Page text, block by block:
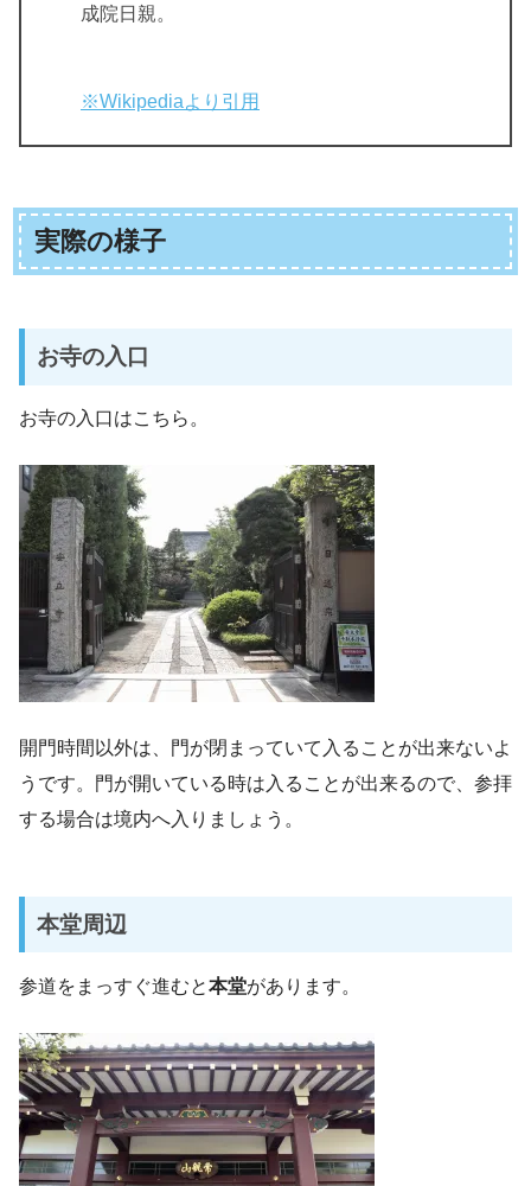
成院日親。
※Wikipediaより引用
実際の様子
お寺の入口
お寺の入口はこちら。
開門時間以外は、門が閉まっていて入ることが出来ないよ
うです。門が開いている時は入ることが出来るので、参拝
する場合は境内へ入りましょう。
本堂周辺
参道をまっすぐ進むと本堂があります。